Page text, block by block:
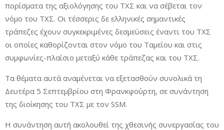
πορίσματα της αξιολόγησης του ΤΧΣ και να σέβεται τον
νόμο του ΤΧΣ. Οι τέσσερις δε ελληνικές σημαντικές
τράπεζες έχουν συγκεκριμένες δεσμεύσεις έναντι του ΤΧΣ
οι οποίες καθορίζονται στον νόμο του Ταμείου και στις
συμφωνίες-πλαίσιο μεταξύ κάθε τράπεζας και του ΤΧΣ.
Τα θέματα αυτά αναμένεται να εξετασθούν συνολικά τη
Δευτέρα 5 Σεπτεμβρίου στη Φρανκφούρτη, σε συνάντηση
της διοίκησης του ΤΧΣ με τον SSM.
Η συνάντηση αυτή ακολουθεί της χθεσινής συνεργασίας του